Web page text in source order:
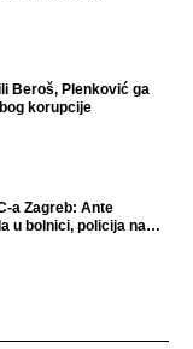
Beroš, Plenković ga
korupcije
a Zagreb: Ante
u bolnici, policija na